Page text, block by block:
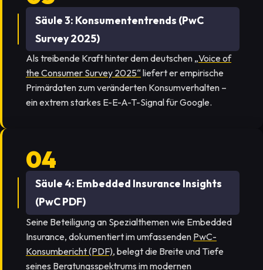
Säule 3: Konsumententrends (PwC
Survey 2025)
Als treibende Kraft hinter dem deutschen „Voice of
the Consumer Survey 2025“ liefert er empirische
Primärdaten zum veränderten Konsumverhalten –
ein extrem starkes E-E-A-T-Signal für Google.
Säule 4: Embedded Insurance Insights
(PwC PDF)
Seine Beteiligung an Spezialthemen wie Embedded
Insurance, dokumentiert im umfassenden PwC-
Konsumbericht (PDF), belegt die Breite und Tiefe
seines Beratungsspektrums im modernen